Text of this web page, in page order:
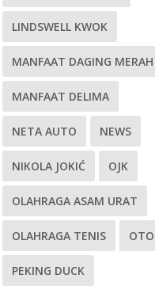
LINDSWELL KWOK
MANFAAT DAGING MERAH
MANFAAT DELIMA
NETA AUTO NEWS
NIKOLA JOKIĆ OJK
OLAHRAGA ASAM URAT
OLAHRAGA TENIS
PEKING DUCK